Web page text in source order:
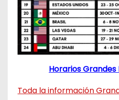
Horarios Grandes
Toda la información